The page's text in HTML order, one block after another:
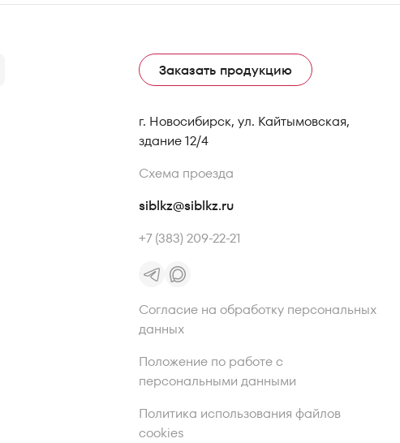
Заказать продукцию
г. Новосибирск, ул. Кайтымовская,
здание 12/4
Схема проезда
siblkz@siblkz.ru
+7 (383) 209-22-21
Согласие на обработку персональных
данных
Положение по работе с
персональными данными
Политика использования файлов
cookies